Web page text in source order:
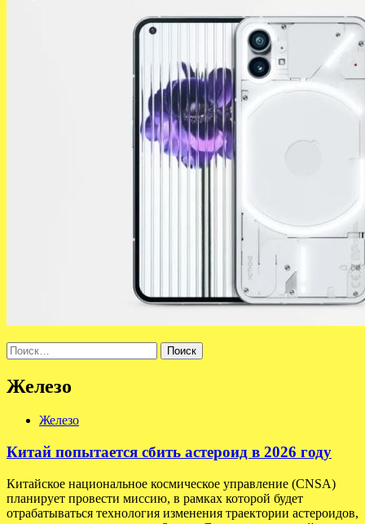
Найти:
Железо
Железо
Китай попытается сбить астероид в 2026 году
Китайское национальное космическое управление (CNSA)
планирует провести миссию, в рамках которой будет
отрабатываться технология изменения траектории астероидов,